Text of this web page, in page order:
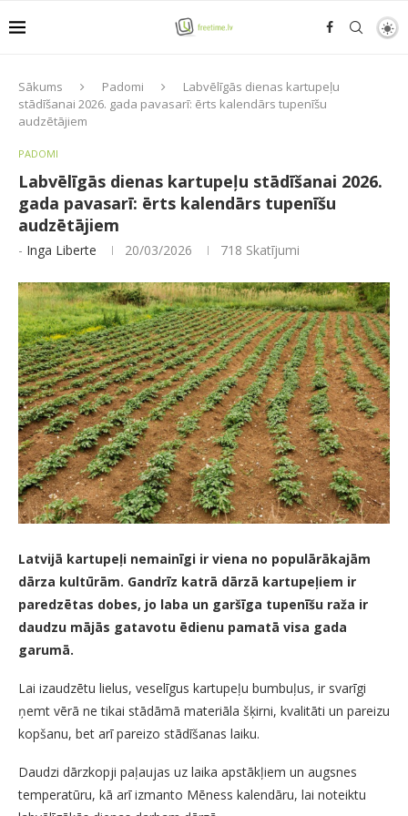
Sākums Padomi
Labvēlīgās dienas kartupeļu
stādīšanai 2026. gada pavasarī: ērts kalendārs tupenīšu
audzētājiem
PADOMI
Labvēlīgās dienas kartupeļu stādīšanai 2026.
gada pavasarī: ērts kalendārs tupenīšu
audzētājiem
- Inga Liberte 20/03/2026 718 Skatījumi
Latvijā kartupeļi nemainīgi ir viena no populārākajām
dārza kultūrām. Gandrīz katrā dārzā kartupeļiem ir
paredzētas dobes, jo laba un garšīga tupenīšu raža ir
daudzu mājās gatavotu ēdienu pamatā visa gada
garumā.
Lai izaudzētu lielus, veselīgus kartupeļu bumbuļus, ir svarīgi
ņemt vērā ne tikai stādāmā materiāla šķirni, kvalitāti un pareizu
kopšanu, bet arī pareizo stādīšanas laiku.
Daudzi dārzkopji paļaujas uz laika apstākļiem un augsnes
temperatūru, kā arī izmanto Mēness kalendāru, lai noteiktu